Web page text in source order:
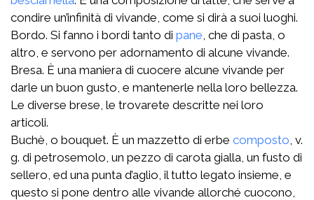
condire un’infinità di vivande, come si dirà a suoi luoghi.
Bordo. Si fanno i bordi tanto di pane , che di pasta, o
altro, e servono per adornamento di alcune vivande.
Bresa. È una maniera di cuocere alcune vivande per
darle un buon gusto, e mantenerle nella loro bellezza.
Le diverse brese, le trovarete descritte nei loro
articoli.
Buchè, o bouquet. È un mazzetto di erbe composto , v.
g. di petrosemolo, un pezzo di carota gialla, un fusto di
sellero, ed una punta d’aglio, il tutto legato insieme, e
questo si pone dentro alle vivande allorché cuocono,